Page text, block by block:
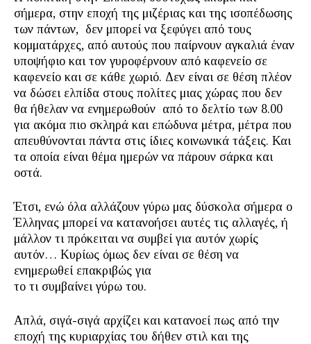
σήμερα, στην εποχή της μιζέριας και της ισοπέδωσης
των πάντων, δεν μπορεί να ξεφύγει από τους
κομματάρχες, από αυτούς που παίρνουν αγκαλιά έναν
υποψήφιο και τον γυροφέρνουν από καφενείο σε
καφενείο και σε κάθε χωριό. Δεν είναι σε θέση πλέον
να δώσει ελπίδα στους πολίτες μιας χώρας που δεν
θα ήθελαν να ενημερωθούν από το δελτίο των 8.00
για ακόμα πιο σκληρά και επώδυνα μέτρα, μέτρα που
απευθύνονται πάντα στις ίδιες κοινωνικά τάξεις. Και
τα οποία είναι θέμα ημερών να πάρουν σάρκα και
οστά.
Έτσι, ενώ όλα αλλάζουν γύρω μας δύσκολα σήμερα ο
Έλληνας μπορεί να κατανοήσει αυτές τις αλλαγές, ή
μάλλον τι πρόκειται να συμβεί για αυτόν χωρίς
αυτόν… Κυρίως όμως δεν είναι σε θέση να
ενημερωθεί επακριβώς για
το τι συμβαίνει γύρω του.
Απλά, σιγά-σιγά αρχίζει και κατανοεί πως από την
εποχή της κυριαρχίας του δήθεν στιλ και της